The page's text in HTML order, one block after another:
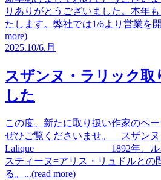
りありがとうございました。本年
たします。弊社では1/6より営業を
more)
2025.10/6. 月
スザンヌ・ラリック取
した
この度、新たに取り扱い作家のペ
ぜひご覧くださいませ。 スザンヌ
Lalique 1892年、ルネ・
スティーヌ=アリス・リュドルとの
る。...(read more)